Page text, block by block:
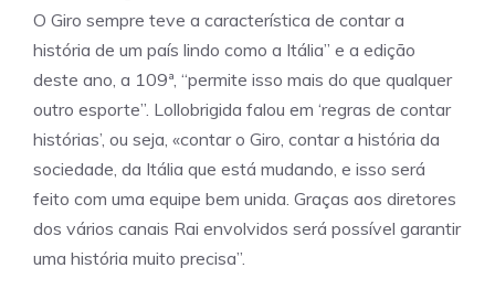
O Giro sempre teve a característica de contar a
história de um país lindo como a Itália” e a edição
deste ano, a 109ª, “permite isso mais do que qualquer
outro esporte”. Lollobrigida falou em ‘regras de contar
histórias’, ou seja, «contar o Giro, contar a história da
sociedade, da Itália que está mudando, e isso será
feito com uma equipe bem unida. Graças aos diretores
dos vários canais Rai envolvidos será possível garantir
uma história muito precisa”.